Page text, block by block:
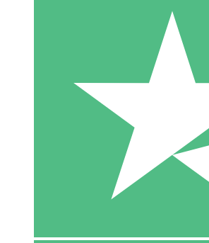
10 Downloads
20 00